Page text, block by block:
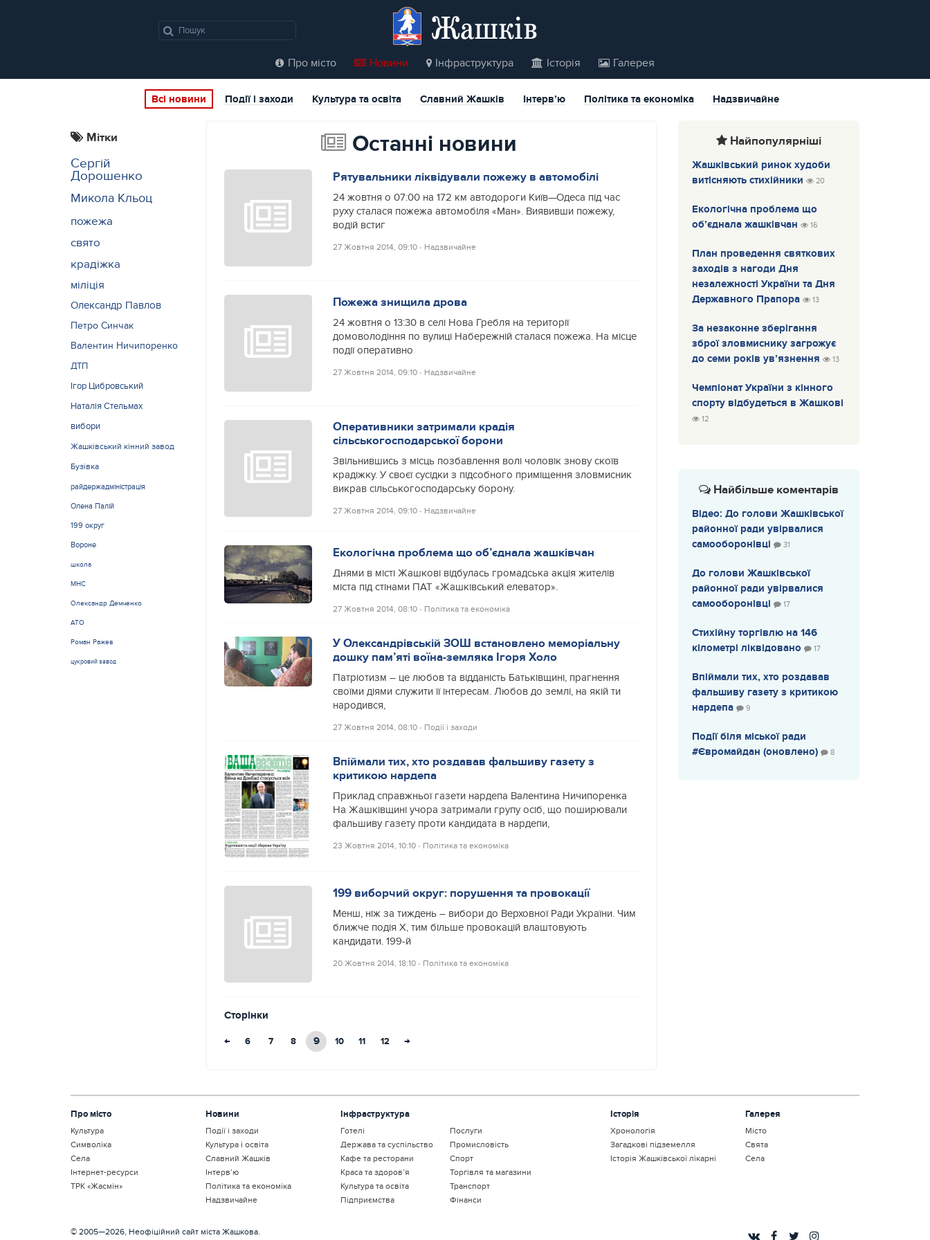
Жашків
Про місто Новини Інфраструктура Історія Галерея
Всі новини Події і заходи Культура та освіта Славний Жашків Інтерв’ю Політика та економіка Надзвичайне
Мітки
Сергій
Дорошенко
Микола Кльоц
пожежа
свято
крадіжка
міліція
Олександр Павлов
Петро Синчак
Валентин Ничипоренко
ДТП
Ігор Цибровський
Наталія Стельмах
вибори
Жашківський кінний завод
Бузівка
райдержадміністрація
Олена Палій
199 округ
Вороне
школа
МНС
Олександр Демченко
АТО
Роман Ражев
цукровий завод
Останні новини
Рятувальники ліквідували пожежу в автомобілі
24 жовтня о 07:00 на 172 км автодороги Київ—Одеса під час
руху сталася пожежа автомобіля «Ман». Виявивши пожежу,
водій встиг
27 Жовтня 2014, 09:10 ‐ Надзвичайне
Пожежа знищила дрова
24 жовтня о 13:30 в селі Нова Гребля на території
домоволодіння по вулиці Набережній сталася пожежа. На місце
події оперативно
27 Жовтня 2014, 09:10 ‐ Надзвичайне
Оперативники затримали крадія
сільськогосподарської борони
Звільнившись з місць позбавлення волі чоловік знову скоїв
крадіжку. У своєї сусідки з підсобного приміщення зловмисник
викрав сільськогосподарську борону.
27 Жовтня 2014, 09:10 ‐ Надзвичайне
Екологічна проблема що об’єднала жашківчан
Днями в місті Жашкові відбулась громадська акція жителів
міста під стінами ПАТ «Жашківський елеватор».
27 Жовтня 2014, 08:10 ‐ Політика та економіка
У Олександрівській ЗОШ встановлено меморіальну
дошку пам’яті воїна-земляка Ігоря Холо
Патріотизм – це любов та відданість Батьківщині, прагнення
своїми діями служити її інтересам. Любов до землі, на якій ти
народився,
27 Жовтня 2014, 08:10 ‐ Події і заходи
Впіймали тих, хто роздавав фальшиву газету з
критикою нардепа
Приклад справжньої газети нардепа Валентина Ничипоренка
На Жашківщині учора затримали групу осіб, що поширювали
фальшиву газету проти кандидата в нардепи,
23 Жовтня 2014, 10:10 ‐ Політика та економіка
199 виборчий округ: порушення та провокації
Менш, ніж за тиждень – вибори до Верховної Ради України. Чим
ближче подія Х, тим більше провокацій влаштовують
кандидати. 199-й
20 Жовтня 2014, 18:10 ‐ Політика та економіка
Сторінки
← 6 7 8 9 10 11 12 →
Найпопулярніші
Жашківський ринок худоби
витісняють стихійники
20
Екологічна проблема що
об’єднала жашківчан
16
План проведення святкових
заходів з нагоди Дня
незалежності України та Дня
Державного Прапора
13
За незаконне зберігання
зброї зловмиснику загрожує
до семи років ув’язнення
13
Чемпіонат України з кінного
спорту відбудеться в Жашкові
12
Найбільше коментарів
Відео: До голови Жашківської
районної ради увірвалися
самооборонівці
31
До голови Жашківської
районної ради увірвалися
самооборонівці
17
Стихійну торгівлю на 146
кілометрі ліквідовано
17
Впіймали тих, хто роздавав
фальшиву газету з критикою
нардепа
9
Події біля міської ради
#Євромайдан (оновлено)
8
Про місто
Культура
Символіка
Села
Інтернет-ресурси
ТРК «Жасмін»
Новини
Події і заходи
Культура і освіта
Славний Жашків
Інтерв’ю
Політика та економіка
Надзвичайне
Інфраструктура
Готелі
Держава та суспільство
Кафе та ресторани
Краса та здоров’я
Культура та освіта
Підприємства
Послуги
Промисловість
Спорт
Торгівля та магазини
Транспорт
Фінанси
Історія
Хронологія
Загадкові підземелля
Історія Жашківської лікарні
Галерея
Місто
Свята
Села
© 2005—2026, Неофіційний сайт міста Жашкова.